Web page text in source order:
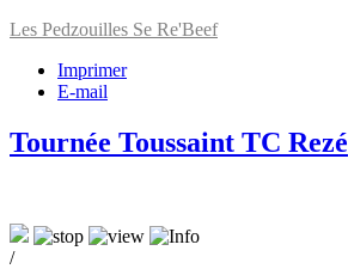
Les Pedzouilles Se Re'Beef
Imprimer
E-mail
Tournée Toussaint TC Rezé
/